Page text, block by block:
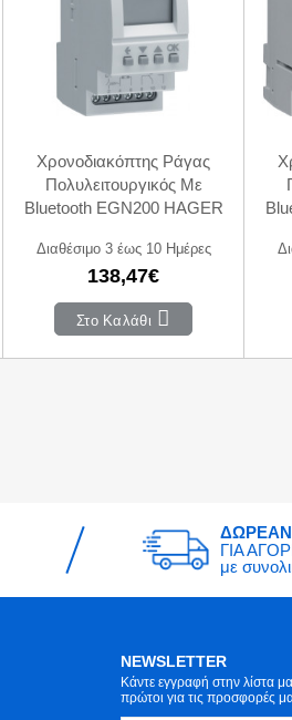
Χρονοδιακόπτης Ράγας
Πολυλειτουργικός Με
Bluetooth EGN200 HAGER
Διαθέσιμο 3 έως 10 Ημέρες
138,47€
Στο Καλάθι
ΓΙΑ
με
NEWSLETTER
Κάντε εγγραφή στην λίστα
πρώτοι για τις προσφορές